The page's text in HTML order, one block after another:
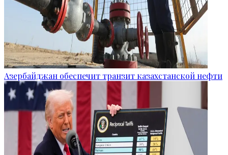
Азербайджан обеспечит транзит казахстанской нефти